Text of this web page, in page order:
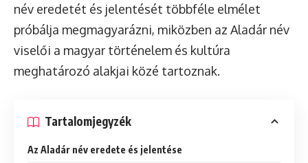
név eredetét és jelentését többféle elmélet
próbálja megmagyarázni, miközben az Aladár név
viselői a magyar történelem és kultúra
meghatározó alakjai közé tartoznak.
Tartalomjegyzék
Az Aladár név eredete és jelentése